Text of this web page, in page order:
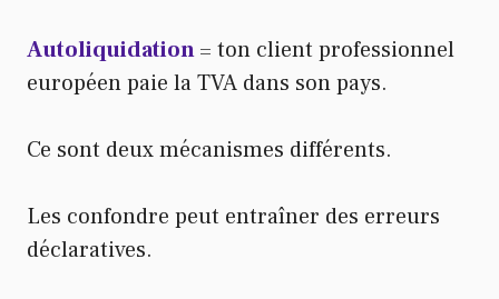
Autoliquidation= ton client professionnel
européen paie la TVA dans son pays.
Ce sont deux mécanismes différents.
Les confondre peut entraîner des erreurs
déclaratives.